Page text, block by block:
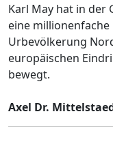
Karl May hat in der
eine
Urbevölkerung
europäischen
bewegt.
Axel Dr.